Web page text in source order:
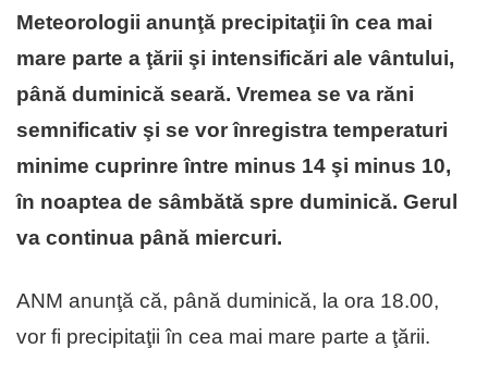
Meteorologii anunţă precipitaţii în cea mai
mare parte a ţării şi intensificări ale vântului,
până duminică seară. Vremea se va răni
semnificativ şi se vor înregistra temperaturi
minime cuprinre între minus 14 şi minus 10,
în noaptea de sâmbătă spre duminică. Gerul
va continua până miercuri.
ANM anunţă că, până duminică, la ora 18.00,
vor fi precipitaţii în cea mai mare parte a ţării.